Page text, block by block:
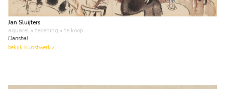
Jan Sluijters
aquarel • tekening • te koop
Danshal
bekijk kunstwerk